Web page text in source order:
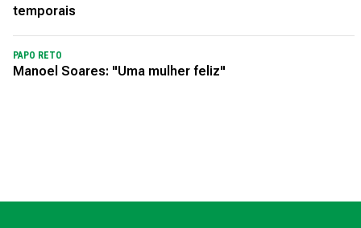
temporais
PAPO RETO
Manoel Soares: "Uma mulher feliz"